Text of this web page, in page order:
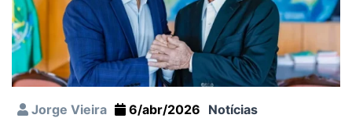
Jorge Vieira 6/abr/2026 Notícias